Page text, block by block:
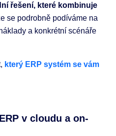
řešení, které kombinuje
se podrobně podíváme na
a konkrétní scénáře
který ERP systém se vám
v cloudu a on-